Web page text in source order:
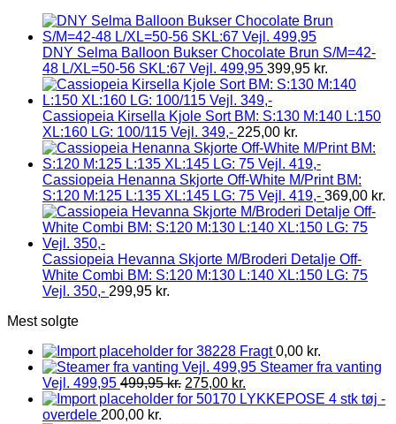
DNY Selma Balloon Bukser Chocolate Brun S/M=42-
48 L/XL=50-56 SKL:67 Vejl. 499,95 399,95 kr.
Cassiopeia Kirsella Kjole Sort BM: S:130 M:140 L:150
XL:160 LG: 100/115 Vejl. 349,- 225,00 kr.
Cassiopeia Henanna Skjorte Off-White M/Print BM:
S:120 M:125 L:135 XL:145 LG: 75 Vejl. 419,- 369,00 kr.
Cassiopeia Hevanna Skjorte M/Broderi Detalje Off-
White Combi BM: S:120 M:130 L:140 XL:150 LG: 75
Vejl. 350,- 299,95 kr.
Mest solgte
Fragt 0,00 kr.
Steamer fra vanting
Vejl. 499,95 499,95kr. 275,00 kr.
LYKKEPOSE 4 stk tøj -
overdele 200,00 kr.